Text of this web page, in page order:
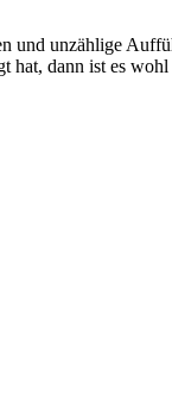
unzählige
hat, dann ist es